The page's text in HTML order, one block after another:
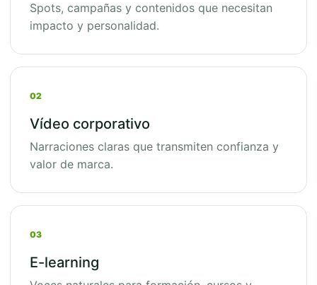
Spots, campañas y contenidos que necesitan
impacto y personalidad.
02
Vídeo corporativo
Narraciones claras que transmiten confianza y
valor de marca.
03
E-learning